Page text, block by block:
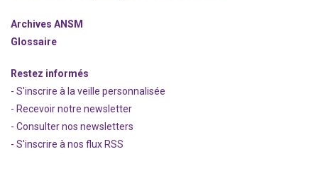
Archives ANSM
Glossaire
Restez informés
- S'inscrire à la veille personnalisée
- Recevoir notre newsletter
- Consulter nos newsletters
- S'inscrire à nos flux RSS